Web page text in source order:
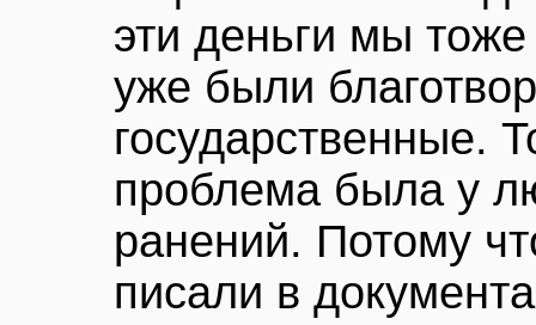
эти деньги мы
уже были
государственные.
проблема была у
ранений. Потому
писали в